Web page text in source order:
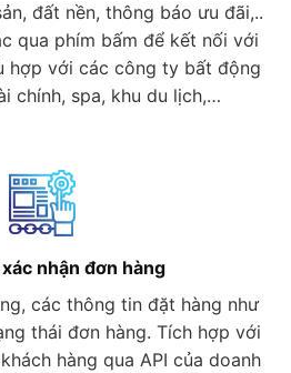
đất nền, thông báo ưu đãi,..
qua phím bấm để kết nối với
hợp với các công ty bất động
chính, spa, khu du lịch,…
nhận đơn hàng
các thông tin đặt hàng như
thái đơn hàng. Tích hợp với
hàng qua API của doanh